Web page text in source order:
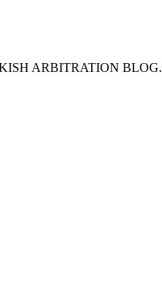
ARBITRATION BLOG.